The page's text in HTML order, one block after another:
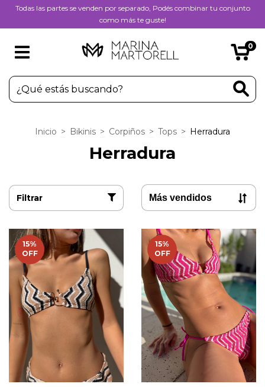
Todas las partes se venden por separado, Podés combinar tu conjunto
como más te guste!
0
Inicio > Bikinis > Corpiños > Tops > Herradura
Herradura
Filtrar
15%
OFF
15%
OFF